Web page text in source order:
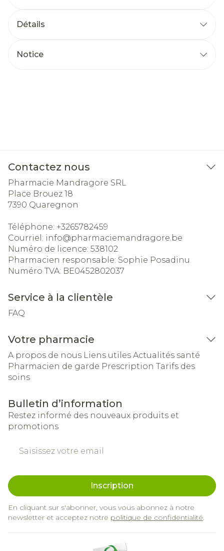
Détails
Notice
Contactez nous
Pharmacie Mandragore SRL
Place Brouez 18
7390 Quaregnon
Téléphone: +3265782459
Courriel: info@pharmaciemandragore.be
Numéro de licence: 538102
Pharmacien responsable: Sophie Posadinu
Numéro TVA: BE0452802037
Service à la clientèle
FAQ
Votre pharmacie
A propos de nous Liens utiles Actualités santé
Pharmacien de garde Prescription Tarifs des
soins
Bulletin d’information
Restez informé des nouveaux produits et
promotions
Inscription
En cliquant sur s'abonner, vous vous abonnez à notre
newsletter et acceptez notre politique de confidentialité.